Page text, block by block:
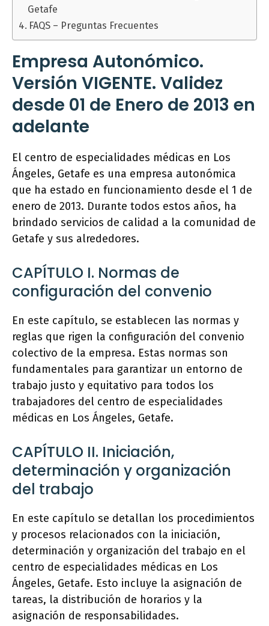
Getafe
FAQS – Preguntas Frecuentes
Empresa Autonómico.
Versión VIGENTE. Validez
desde 01 de Enero de 2013 en
adelante
El centro de especialidades médicas en Los
Ángeles, Getafe es una empresa autonómica
que ha estado en funcionamiento desde el 1 de
enero de 2013. Durante todos estos años, ha
brindado servicios de calidad a la comunidad de
Getafe y sus alrededores.
CAPÍTULO I. Normas de
configuración del convenio
En este capítulo, se establecen las normas y
reglas que rigen la configuración del convenio
colectivo de la empresa. Estas normas son
fundamentales para garantizar un entorno de
trabajo justo y equitativo para todos los
trabajadores del centro de especialidades
médicas en Los Ángeles, Getafe.
CAPÍTULO II. Iniciación,
determinación y organización
del trabajo
En este capítulo se detallan los procedimientos
y procesos relacionados con la iniciación,
determinación y organización del trabajo en el
centro de especialidades médicas en Los
Ángeles, Getafe. Esto incluye la asignación de
tareas, la distribución de horarios y la
asignación de responsabilidades.